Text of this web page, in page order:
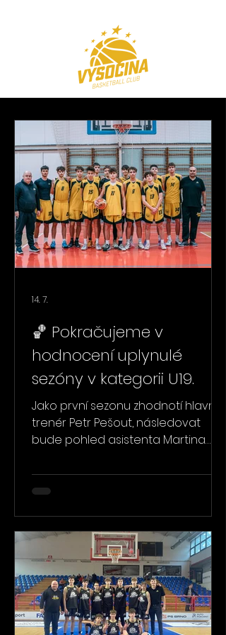
🏀 Pokračujeme v
hodnocení uplynulé
sezóny v kategorii U19.
Jako první sezonu zhodnotí hlavní
trenér Petr Pešout, následovat
bude pohled asistenta Martina
hodnocení od samotných hráčů.
Přejeme příjemné čtení!🤍 Na
bohužel se nám je nepodařilo
naplnit. Vázla komunikace a je s
podivem, že prakticky bez tréninku
jsme dokázali ligovou soutěž
zachránit. Někteří hráči by si měli
sáhnout do svědomí, co udělali
14. 7.